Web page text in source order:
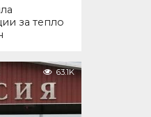
за тепло
63.1K